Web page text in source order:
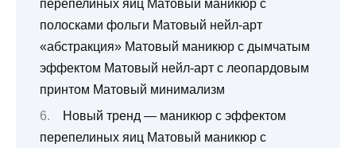
перепелиных яиц Матовый маникюр с
полосками фольги Матовый нейл-арт
«абстракция» Матовый маникюр с дымчатым
эффектом Матовый нейл-арт с леопардовым
принтом Матовый минимализм
Новый тренд — маникюр с эффектом
перепелиных яиц Матовый маникюр с